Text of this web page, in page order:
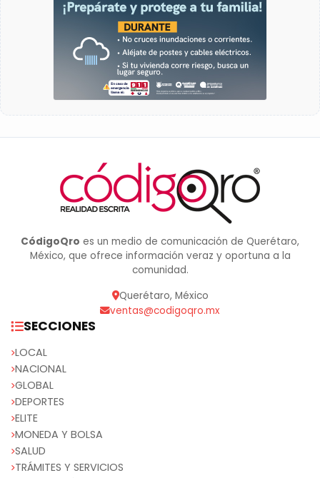
CódigoQro es un medio de comunicación de Querétaro,
México, que ofrece información veraz y oportuna a la
comunidad.
Querétaro, México
ventas@codigoqro.mx
SECCIONES
LOCAL
NACIONAL
GLOBAL
DEPORTES
ELITE
MONEDA Y BOLSA
SALUD
TRÁMITES Y SERVICIOS